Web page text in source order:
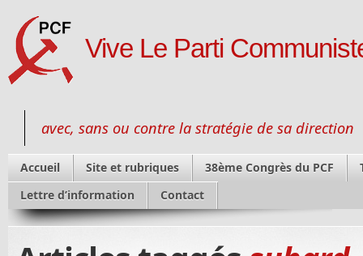
Vive Le Parti
avec, sans ou contre la stratégie de sa direction
Accueil Site et rubriques 38ème Congrès du PCF
Lettre d’information
Contact